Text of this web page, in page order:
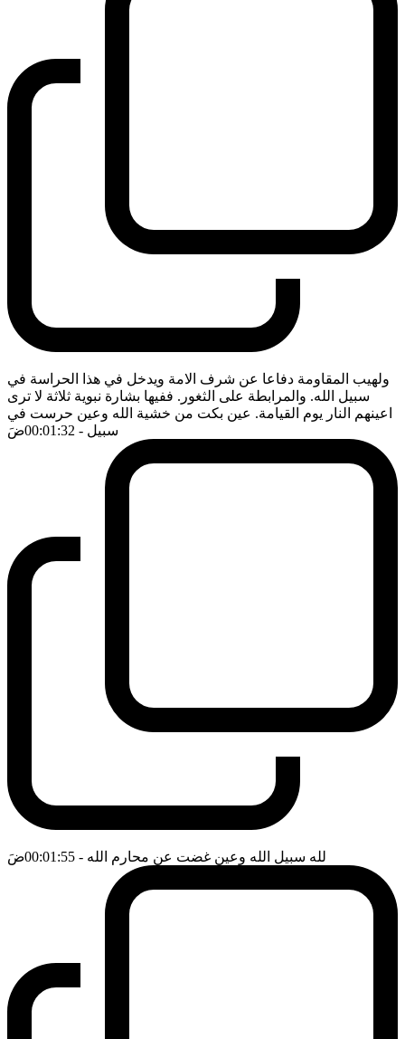
ولهيب المقاومة دفاعا عن شرف الامة ويدخل في هذا الحراسة في
سبيل الله. والمرابطة على الثغور. ففيها بشارة نبوية ثلاثة لا ترى
اعينهم النار يوم القيامة. عين بكت من خشية الله وعين حرست في
سبيل - 00:01:32 ضَ
لله سبيل الله وعين غضت عن محارم الله - 00:01:55 ضَ